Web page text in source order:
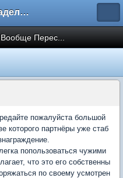
Форум владельцев интернет-магазинов
Перес...
пожалуйста большой
которого партнёры уже стаб
попользоваться чужими
что это его собственны
по своему усмотрен